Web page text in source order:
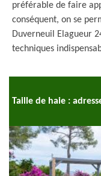
préférable de faire
conséquent, on se
Duverneuil Elagueur
techniques
Taille de haie :